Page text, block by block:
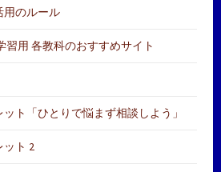
用のルール
習用 各教科のおすすめサイト
ト「ひとりで悩まず相談しよう」
ット 2